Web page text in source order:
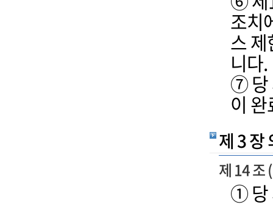
조치
스
니다.
⑦ 당
이
제 3 장
제 14 조
① 당